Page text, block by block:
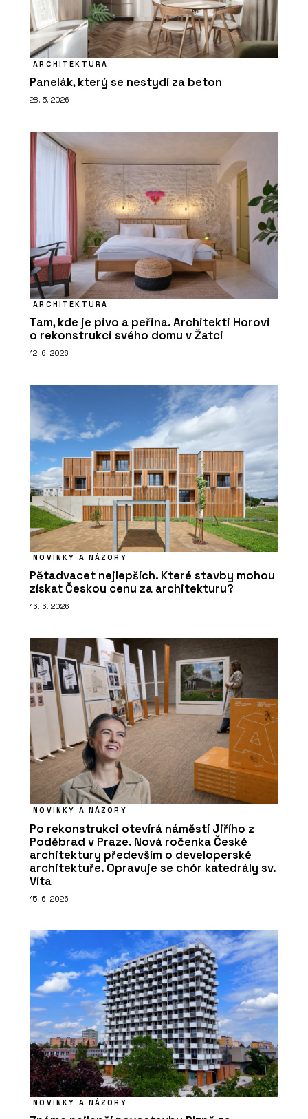
ARCHITEKTURA
Panelák, který se nestydí za beton
28. 5. 2026
ARCHITEKTURA
Tam, kde je pivo a peřina. Architekti Horovi
o rekonstrukci svého domu v Žatci
12. 6. 2026
NOVINKY A NÁZORY
Pětadvacet nejlepších. Které stavby mohou
získat Českou cenu za architekturu?
16. 6. 2026
NOVINKY A NÁZORY
Po rekonstrukci otevírá náměstí Jiřího z
Poděbrad v Praze. Nová ročenka České
architektury především o developerské
architektuře. Opravuje se chór katedrály sv.
Víta
15. 6. 2026
NOVINKY A NÁZORY